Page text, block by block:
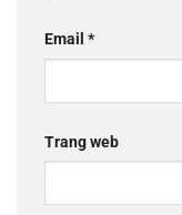
Email *
Trang web